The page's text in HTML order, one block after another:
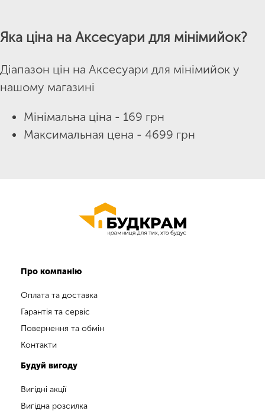
Яка ціна на Аксесуари для мінімийок?
Діапазон цін на Аксесуари для мінімийок у
нашому магазині
Мінімальна ціна - 169 грн
Максимальная цена - 4699 грн
Про компанію
Оплата та доставка
Гарантія та сервіс
Повернення та обмін
Контакти
Будуй вигоду
Вигідні акції
Вигідна розсилка